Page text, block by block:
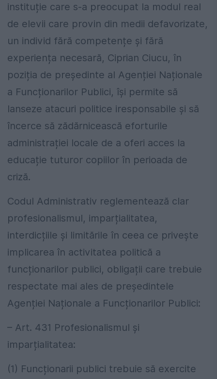
instituție care s-a preocupat la modul real
de elevii care provin din medii defavorizate,
un individ fără competențe și fără
experiența necesară, Ciprian Ciucu, în
poziția de președinte al Agenției Naționale
a Funcționarilor Publici, își permite să
lanseze atacuri politice iresponsabile și să
încerce să zădărnicească eforturile
administrației locale de a oferi acces la
educație tuturor copiilor în perioada de
criză.
Codul Administrativ reglementează clar
profesionalismul, imparțialitatea,
interdicțiile și limitările în ceea ce privește
implicarea în activitatea politică a
funcționarilor publici, obligații care trebuie
respectate mai ales de președintele
Agenției Naționale a Funcționarilor Publici:
– Art. 431 Profesionalismul și
imparțialitatea:
(1) Funcționarii publici trebuie să exercite